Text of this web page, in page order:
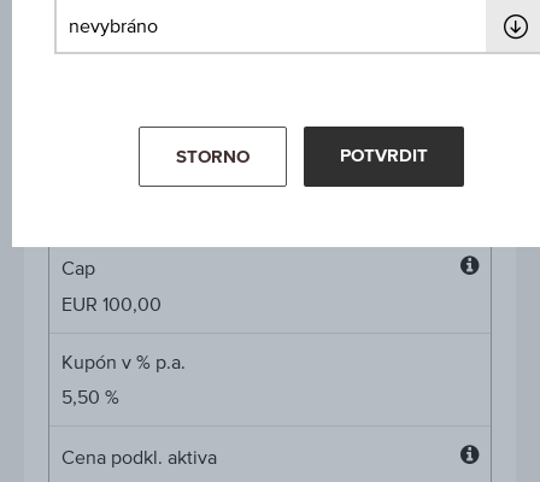
Worst of Basket
Cap
EUR 100,00
Kupón v % p.a.
5,50 %
Cena podkl. aktiva
STORNO POTVRDIT